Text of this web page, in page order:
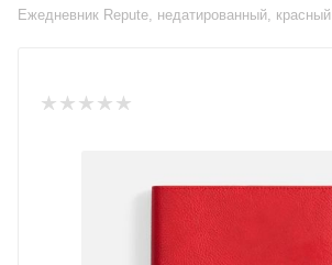
Ежедневник Repute, недатированный, красный